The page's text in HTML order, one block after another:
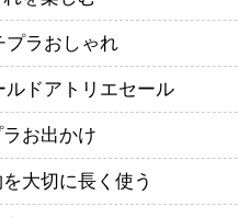
プラおしゃれ
ルドアトリエセール
お出かけ
大切に長く使う